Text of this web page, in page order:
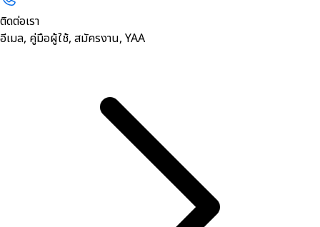
ติดต่อเรา
อีเมล, คู่มือผู้ใช้, สมัครงาน, YAA